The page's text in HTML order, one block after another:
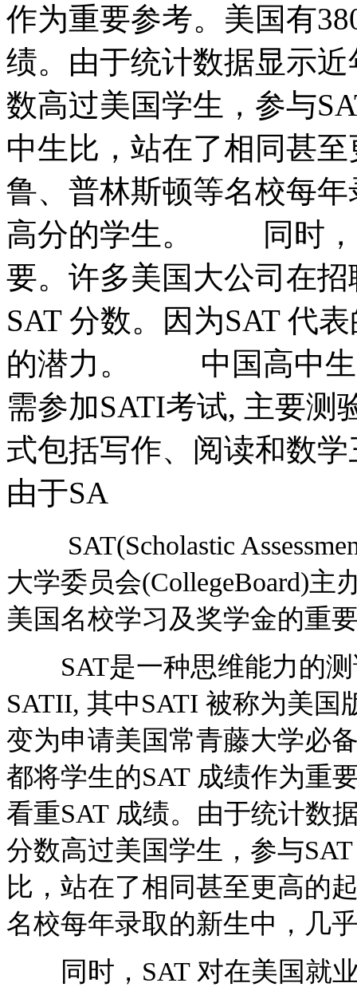
作为重要参考。美国有
绩。由于统计数据显示
数高过美国学生，参与
中生比，站在了相同甚
鲁、普林斯顿等名校每
高分的学生。 同时，
要。许多美国大公司在
SAT 分数。因为SAT 代
的潜力。 中国高中生
需参加SATI考试, 主要测
式包括写作、阅读和
由于SA
SAT(Scholastic
大学委员会(CollegeBoard)主
美国名校学习及奖学金的重
SAT是一种思维能力的测
SATII, 其中SATI 被称为美国
变为申请美国常青藤大学必
都将学生的SAT 成绩作为重
看重SAT 成绩。由于统计数
分数高过美国学生，参与
比，站在了相同甚至更高的
名校每年录取的新生中，几
同时，SAT 对在美国就业